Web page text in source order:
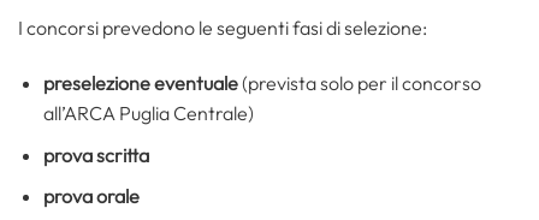
I concorsi prevedono le seguenti fasi di selezione:
preselezione eventuale(prevista solo per il concorso
all’ARCA Puglia Centrale)
prova scritta
prova orale